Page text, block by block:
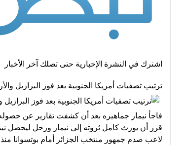
اشترك في النشرة الإخبارية حتى تصلك آخر الأخبار
ترتيب تصفيات أمريكا الجنوبية بعد فوز البرازيل
فاجأ نيمار جماهيره بعد أن كشفت تقارير عن
قرر أن يورث كامل ثروته إلى نيمار ورحل ليحصل
لاعب صدم جمهور منتخب الجزائر أمام بوتسوانا منذ 10 ساعات